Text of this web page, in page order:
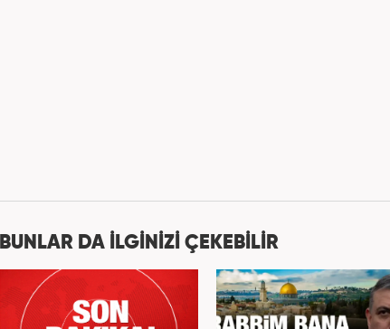
BUNLAR DA İLGİNİZİ ÇEKEBİLİR